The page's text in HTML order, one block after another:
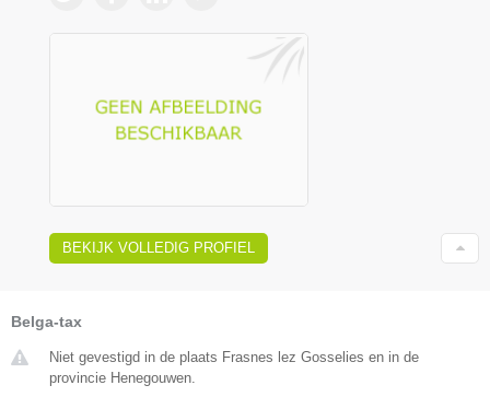
BEKIJK VOLLEDIG PROFIEL
Belga-tax
Niet gevestigd in de plaats Frasnes lez Gosselies en in de
provincie Henegouwen.